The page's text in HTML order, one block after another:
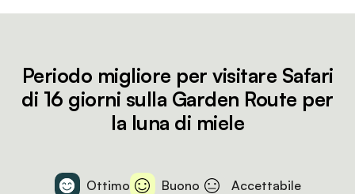
Periodo migliore per visitare Safari
di 16 giorni sulla Garden Route per
la luna di miele
Ottimo Buono Accettabile